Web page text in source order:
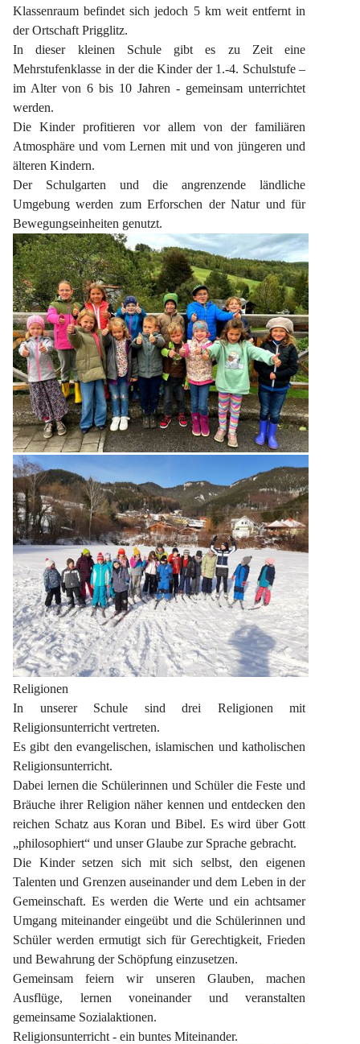
Klassenraum befindet sich jedoch 5 km weit entfernt in
der Ortschaft Prigglitz.
In dieser kleinen Schule gibt es zu Zeit eine
Mehrstufenklasse in der die Kinder der 1.-4. Schulstufe –
im Alter von 6 bis 10 Jahren - gemeinsam unterrichtet
werden.
Die Kinder profitieren vor allem von der familiären
Atmosphäre und vom Lernen mit und von jüngeren und
älteren Kindern.
Der Schulgarten und die angrenzende ländliche
Umgebung werden zum Erforschen der Natur und für
Bewegungseinheiten genutzt.
Religionen
In unserer Schule sind drei Religionen mit
Religionsunterricht vertreten.
Es gibt den evangelischen, islamischen und katholischen
Religionsunterricht.
Dabei lernen die Schülerinnen und Schüler die Feste und
Bräuche ihrer Religion näher kennen und entdecken den
reichen Schatz aus Koran und Bibel. Es wird über Gott
„philosophiert“ und unser Glaube zur Sprache gebracht.
Die Kinder setzen sich mit sich selbst, den eigenen
Talenten und Grenzen auseinander und dem Leben in der
Gemeinschaft. Es werden die Werte und ein achtsamer
Umgang miteinander eingeübt und die Schülerinnen und
Schüler werden ermutigt sich für Gerechtigkeit, Frieden
und Bewahrung der Schöpfung einzusetzen.
Gemeinsam feiern wir unseren Glauben, machen
Ausflüge, lernen voneinander und veranstalten
gemeinsame Sozialaktionen.
Religionsunterricht - ein buntes Miteinander.